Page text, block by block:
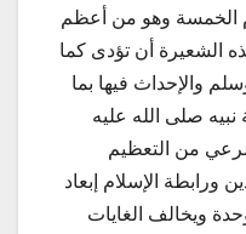
الخمسة وهو من أعظم
الشعيرة أن تؤدى كما
والإحداث فيها بما
نبيه صلى الله عليه
من التعظيم
ورابطة الإسلام إبعاد
ويخالف الغايات